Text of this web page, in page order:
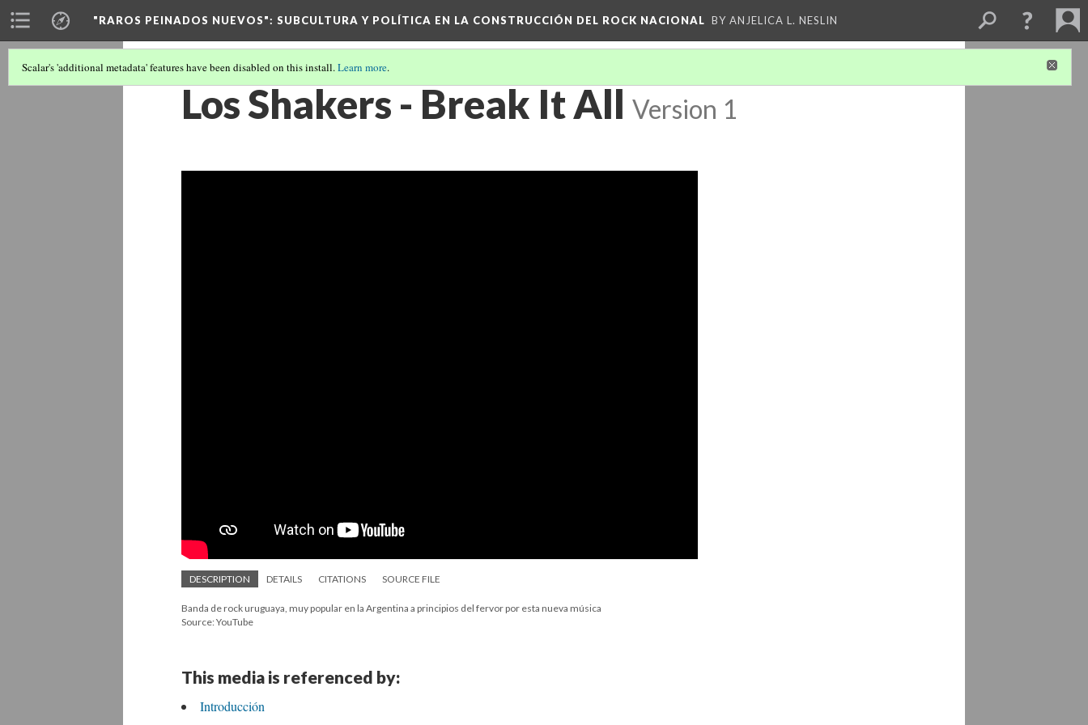
"RAROS PEINADOS NUEVOS": SUBCULTURA Y POLÍTICA EN LA CONSTRUCCIÓN DEL ROCK NACIONAL BY ANJELICA L. NESLIN
Scalar's 'additional metadata' features have been disabled on this install.Learn more.
Los Shakers - Break It All Version 1
DESCRIPTION DETAILS CITATIONS SOURCE FILE
Banda de rock uruguaya, muy popular en la Argentina a principios del fervor por esta nueva música
Source: YouTube
This media is referenced by:
Introducción